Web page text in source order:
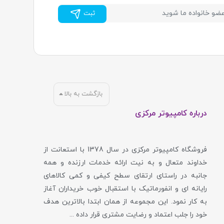
ثبت
بازگشت به بالا
درباره کامپیوتر مرکزی
فروشگاه کامپیوتر مرکزی در سال 1378 با استعانت از
خداوند متعال و به نیت ارائه خدمات ارزنده و همه
جانبه در راستای ارتقای سطح کیفی و کمی کالاهای
رایانه ای و انفورماتیک با استقبال خوب خریداران آغاز
به کار نمود. این مجموعه از همان ابتدا بالاترین هدف
خود را جلب اعتماد و رضایت مشتری قرار داده ...